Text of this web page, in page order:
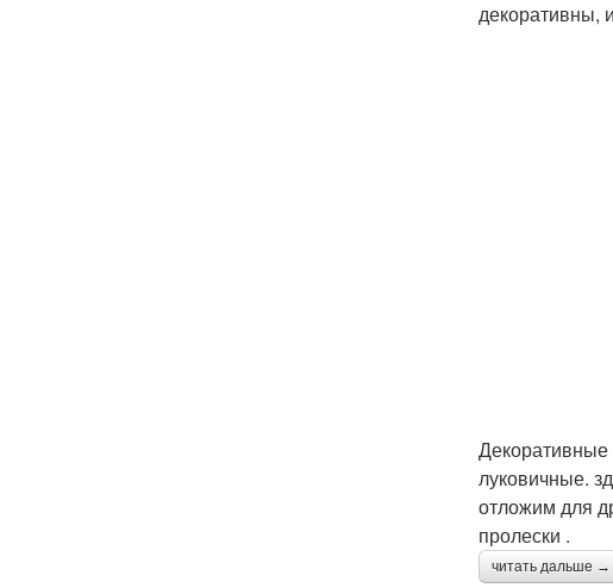
декоративны,
Декоративные
луковичные.
отложим для
пролески .
читать дальше →